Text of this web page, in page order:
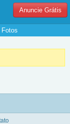
Anuncie Grátis
Fotos